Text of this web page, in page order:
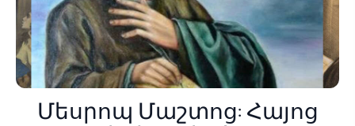
Մեսրոպ Մաշտոց: Հայոց